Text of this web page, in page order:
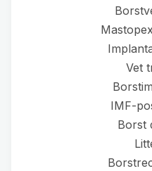
Vet
IMF-
Borst